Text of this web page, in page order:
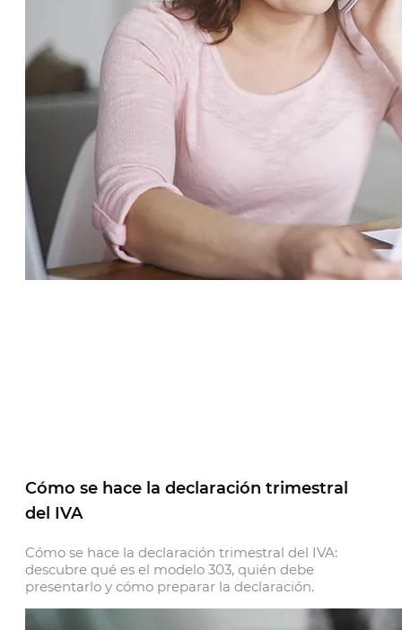
Cómo se hace la declaración trimestral
del IVA
Cómo se hace la declaración trimestral del IVA:
descubre qué es el modelo 303, quién debe
presentarlo y cómo preparar la declaración.